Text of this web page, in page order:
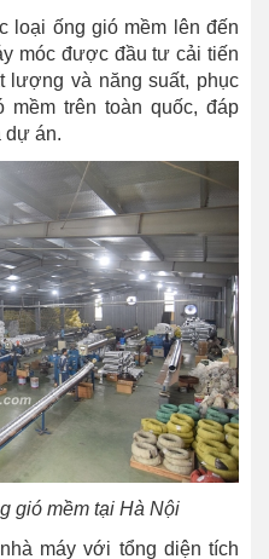
loại ống gió mềm lên đến
móc được đầu tư cải tiến
lượng và năng suất, phục
trên toàn quốc, đáp
dự án.
gió mềm tại Hà Nội
máy với tổng diện tích